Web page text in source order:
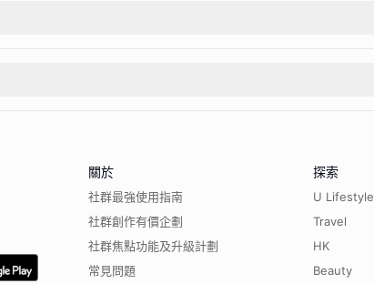
關於
社群最強使用指南
社群創作有價企劃
社群焦點功能及升級計劃
常見問題
探索
U Lifestyle
Travel
HK
Beauty